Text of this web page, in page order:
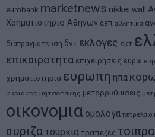
eurobank marketnews nikkei wall
Χρηματιστηριο Αθηνων αεπ αθλητικα
διαπραγματευση δντ εκλογες εκτ
επικαιροτητα επιχειρησεις ευρω
χρηματιστηρια ευρωπη ηπα
κυριακος μητσοτακης μεταρρυθμισεις
οικονομια ομολογα πετρελαιο
συριζα τουρκια τραπεζες